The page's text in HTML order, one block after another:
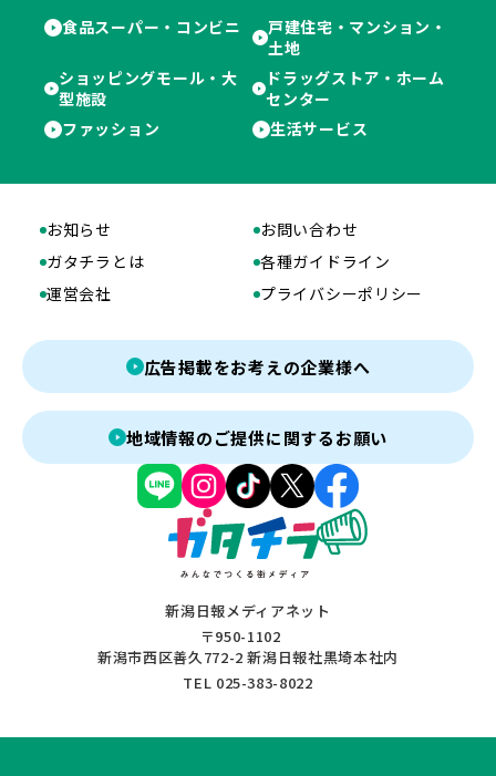
食品スーパー・コンビニ
戸建住宅・マンション・
土地
ショッピングモール・大
型施設
ドラッグストア・ホーム
センター
ファッション
生活サービス
新潟日報メディアネット
〒950-1102
新潟市西区善久772-2 新潟日報社黒埼本社内
TEL 025-383-8022
お知らせ
お問い合わせ
ガタチラとは
各種ガイドライン
運営会社
プライバシーポリシー
広告掲載をお考えの企業様へ
地域情報のご提供に関するお願い